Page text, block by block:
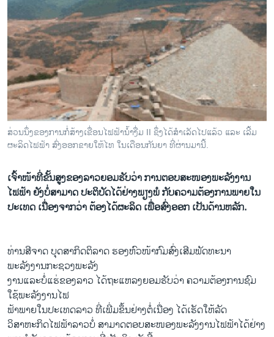
ອິດສະຫຼະພາບດ້ານການຂ່າວ
ຊີວິດຊາວລາວ
ຊຸມຊົນຊາວລາວ
ວິທະຍາສາດ-ເທັກໂນໂລຈີ
ທຸລະກິດ
ພາສາອັງກິດ
ວີດີໂອ
ລາຍການກະຈາຍສຽງ
ລາຍງານ
ຕິດຕາມພວກເຮົາ ທີ່
ພາສາຕ່າງໆ
ສ່ວນນຶ່ງຂອງການກໍ່ສ້າງເຂື່ອນໄຟຟ້ານໍ້າງື່ມ II ຊຶ່ງໄດ້ສໍາເລັດໄປແລ້ວ ແລະ ເລີ້ມ
ຜະລິດໄຟຟ້າ ສົ່ງອອກຂາຍໃຫ້ໄທ ໃນເດືອນກັນຍາ ທີ່ຜ່ານມານີ້.
ເຈົ້າໜ້າທີ່ຂັ້ນສູງຂອງລາວຍອມຮັບວ່າ ການຕອບສະໜອງພະລັງງານ
ໄຟຟ້າ ຍັງບໍ່ສາມາດ ປະຕິບັດໄດ້ຢ່າງພຽງພໍ ກັບຄວາມຕ້ອງການພາຍໃນ
ປະເທດ ເນື່ອງຈາກວ່າ ຕ້ອງໄດ້ຜະລິດ ເພື່ອສົ່ງອອກ ເປັນດ້ານຫລັກ.
ທ່ານສີຈາດ ບຸດສາກິດຕິລາດ ຮອງຫົວໜ້າກົມສົ່ງເສີມພັດທະນາ
ພະລັງງານກະຊວງພະລັງ
ງານແລະບໍ່ແຮ່ຂອງລາວ ໄດ້ຖະແຫລງຍອມຮັບວ່າ ຄວາມຕ້ອງການຊົມ
ໃຊ້ພະລັງງານໄຟ
ຟ້າພາຍໃນປະເທດລາວ ທີ່ເພີ່ມຂຶ້ນຢ່າງຕໍ່ເນື່ອງ ໄດ້ເຮັດໃຫ້ລັດ
ວິສາຫະກິດໄຟຟ້າລາວບໍ່ ສາມາດຕອບສະໜອງພະລັງງານໄຟຟ້າໄດ້ຢ່າງ